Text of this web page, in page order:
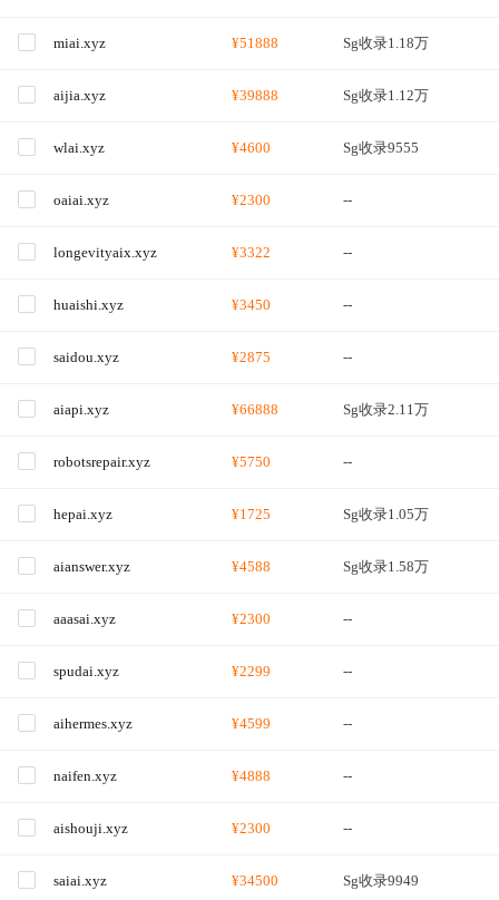
miai.xyz ¥51888 Sg收录1.18万
aijia.xyz ¥39888 Sg收录1.12万
wlai.xyz ¥4600 Sg收录9555
oaiai.xyz ¥2300 --
longevityaix.xyz ¥3322 --
huaishi.xyz ¥3450 --
saidou.xyz ¥2875 --
aiapi.xyz ¥66888 Sg收录2.11万
robotsrepair.xyz ¥5750 --
hepai.xyz ¥1725 Sg收录1.05万
aianswer.xyz ¥4588 Sg收录1.58万
aaasai.xyz ¥2300 --
spudai.xyz ¥2299 --
aihermes.xyz ¥4599 --
naifen.xyz ¥4888 --
aishouji.xyz ¥2300 --
saiai.xyz ¥34500 Sg收录9949